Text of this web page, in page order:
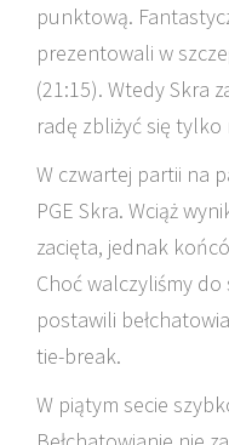
punktową.
prezentowali w
(21:15). Wtedy Skra
radę zbliżyć się tylko
W czwartej partii na
PGE Skra. Wciąż
zacięta, jednak
Choć walczyliśmy
postawili
tie-break.
W piątym secie